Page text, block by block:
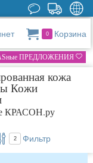
0 Корзина
ПРЕДЛОЖЕНИЯ
кожа
Кожи
КРАСОН.ру
2 Фильтр